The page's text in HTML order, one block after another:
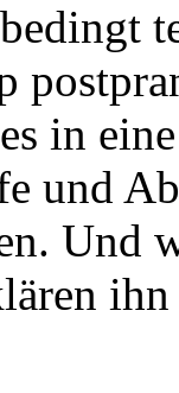
in
und
Und
ihn